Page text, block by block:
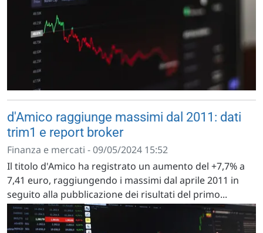
d'Amico raggiunge massimi dal 2011: dati
trim1 e report broker
Finanza e mercati - 09/05/2024 15:52
Il titolo d'Amico ha registrato un aumento del +7,7% a
7,41 euro, raggiungendo i massimi dal aprile 2011 in
seguito alla pubblicazione dei risultati del primo...